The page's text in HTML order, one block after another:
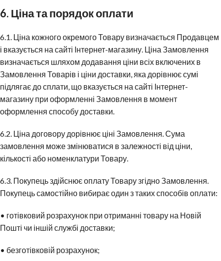
6. Ціна та порядок оплати
6.1. Ціна кожного окремого Товару визначається Продавцем
і вказується на сайті Інтернет-магазину. Ціна Замовлення
визначається шляхом додавання ціни всіх включених в
Замовлення Товарів і ціни доставки, яка дорівнює сумі
підлягає до сплати, що вказується на сайті Інтернет-
магазину при оформленні Замовлення в момент
оформлення способу доставки.
6.2. Ціна договору дорівнює ціні Замовлення. Сума
замовлення може змінюватися в залежності від ціни,
кількості або номенклатури Товару.
6.3. Покупець здійснює оплату Товару згідно Замовлення.
Покупець самостійно вибирає один з таких способів оплати:
• готівковий розрахунок при отриманні товару на Новій
Пошті чи іншій службі доставки;
• безготівковій розрахунок;